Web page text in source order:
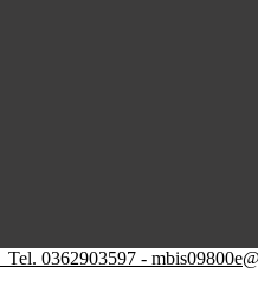
Tel. 0362903597 -